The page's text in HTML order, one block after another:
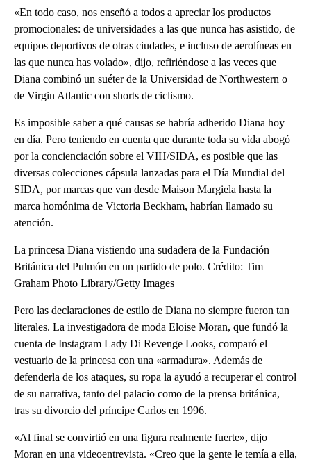
«En todo caso, nos enseñó a todos a apreciar los productos
promocionales: de universidades a las que nunca has asistido, de
equipos deportivos de otras ciudades, e incluso de aerolíneas en
las que nunca has volado», dijo, refiriéndose a las veces que
Diana combinó un suéter de la Universidad de Northwestern o
de Virgin Atlantic con shorts de ciclismo.
Es imposible saber a qué causas se habría adherido Diana hoy
en día. Pero teniendo en cuenta que durante toda su vida abogó
por la concienciación sobre el VIH/SIDA, es posible que las
diversas colecciones cápsula lanzadas para el Día Mundial del
SIDA, por marcas que van desde Maison Margiela hasta la
marca homónima de Victoria Beckham, habrían llamado su
atención.
La princesa Diana vistiendo una sudadera de la Fundación
Británica del Pulmón en un partido de polo. Crédito: Tim
Graham Photo Library/Getty Images
Pero las declaraciones de estilo de Diana no siempre fueron tan
literales. La investigadora de moda Eloise Moran, que fundó la
cuenta de Instagram Lady Di Revenge Looks, comparó el
vestuario de la princesa con una «armadura». Además de
defenderla de los ataques, su ropa la ayudó a recuperar el control
de su narrativa, tanto del palacio como de la prensa británica,
tras su divorcio del príncipe Carlos en 1996.
«Al final se convirtió en una figura realmente fuerte», dijo
Moran en una videoentrevista. «Creo que la gente le temía a ella,